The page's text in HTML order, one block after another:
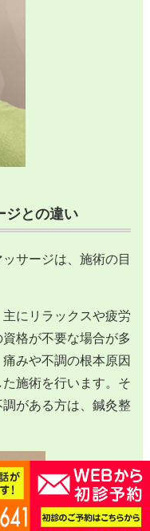
ジとの違い
サージは、施術の目
にリラックスや疲労
格が不要な場合が多
みや不調の根本原因
施術を行います。そ
がある方は、鍼灸整